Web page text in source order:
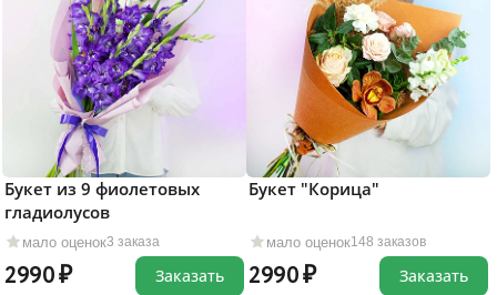
мало оценок3 заказа
Букет из 9 фиолетовых
гладиолусов
2990 Заказать
мало оценок148 заказов
Букет "Корица"
2990 Заказать